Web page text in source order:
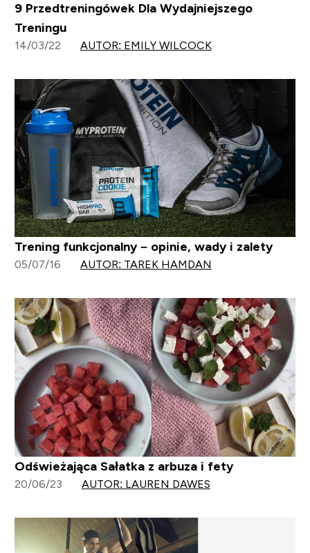
9 Przedtreningówek Dla Wydajniejszego
Treningu
14/03/22 AUTOR: EMILY WILCOCK
Trening funkcjonalny – opinie, wady i zalety
05/07/16 AUTOR: TAREK HAMDAN
Odświeżająca Sałatka z arbuza i fety
20/06/23 AUTOR: LAUREN DAWES